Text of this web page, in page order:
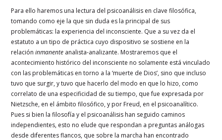
Para ello haremos una lectura del psicoanálisis en clave filosófica,
tomando como eje la que sin duda es la principal de sus
problemáticas: la experiencia del inconsciente. Que a su vez da el
estatuto a un tipo de práctica cuyo dispositivo se sostiene en la
relacióninmanente analista-analizante. Mostraremos que el
acontecimiento histórico del inconsciente no solamente está vinculado
con las problemáticas en torno a la ‘muerte de Dios’, sino que incluso
tuvo que surgir, y tuvo que hacerlo del modo en que lo hizo, como
correlato de una especificidad de su tiempo, que fue expresada por
Nietzsche, en el ámbito filosófico, y por Freud, en el psicoanalítico.
Pues si bien la filosofía y el psicoanálisis han seguido caminos
independientes, esto no elude que respondan a preguntas análogas
desde diferentes flancos, que sobre la marcha han encontrado